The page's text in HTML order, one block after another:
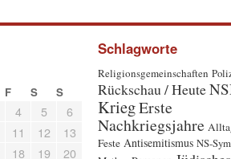
F S S
4 5
6
11 12
13
18 19
20
Schlagworte
Religionsgemeinschaften
Rückschau / Heute
KriegErste
Nachkriegsjahre
Feste Antisemitismus NS-